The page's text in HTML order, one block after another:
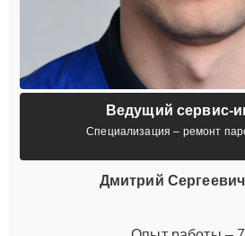
Ведущий сервис-
Специализация – ремонт
Дмитрий